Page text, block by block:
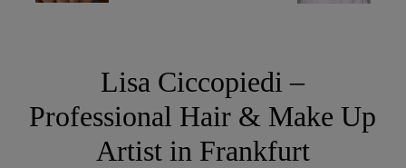
Lisa Ciccopiedi –
Professional Hair & Make Up
Artist in Frankfurt